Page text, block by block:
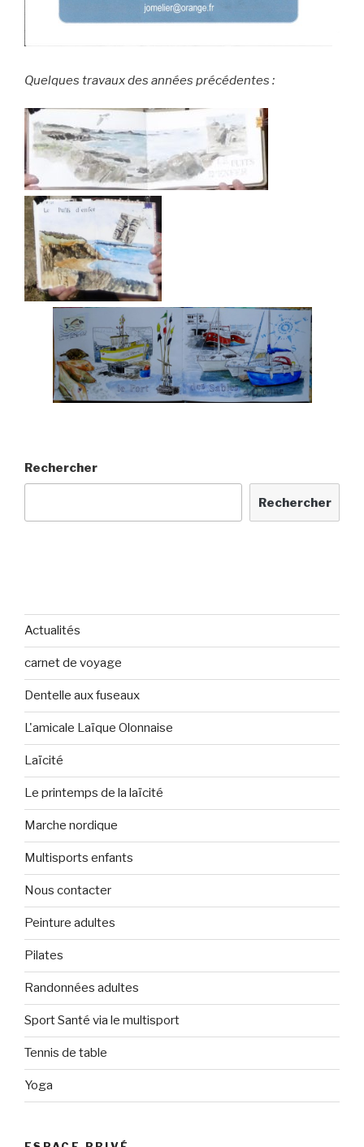
Quelques travaux des années précédentes :
Rechercher
Rechercher
Actualités
carnet de voyage
Dentelle aux fuseaux
L'amicale Laïque Olonnaise
Laïcité
Le printemps de la laïcité
Marche nordique
Multisports enfants
Nous contacter
Peinture adultes
Pilates
Randonnées adultes
Sport Santé via le multisport
Tennis de table
Yoga